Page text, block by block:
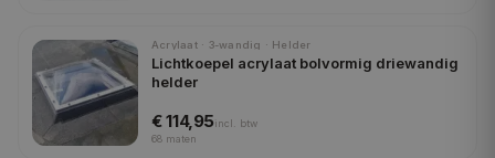
Acrylaat · 3-wandig · Helder
Lichtkoepel acrylaat bolvormig driewandig
helder
€ 114,95incl.
btw
68 maten